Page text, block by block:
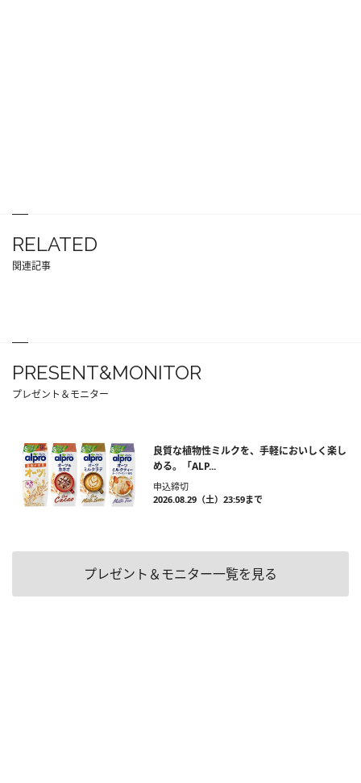
RELATED
関連記事
PRESENT&MONITOR
プレゼント＆モニター
良質な植物性ミルクを、手軽においしく楽し
める。「ALP...
申込締切
2026.08.29（土）23:59まで
プレゼント＆モニター一覧を見る